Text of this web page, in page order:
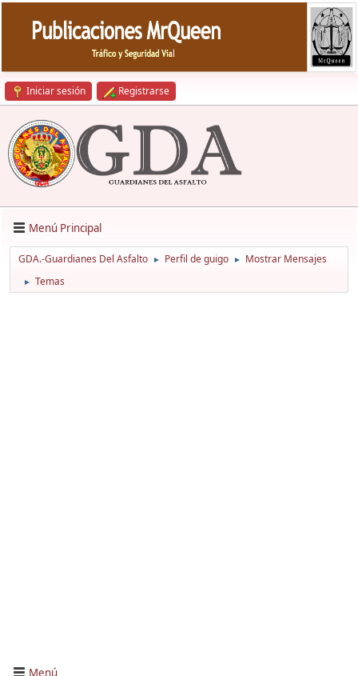
Iniciar sesión Registrarse
Menú Principal
GDA.-Guardianes Del Asfalto ► Perfil de guigo ► Mostrar Mensajes
► Temas
Menú